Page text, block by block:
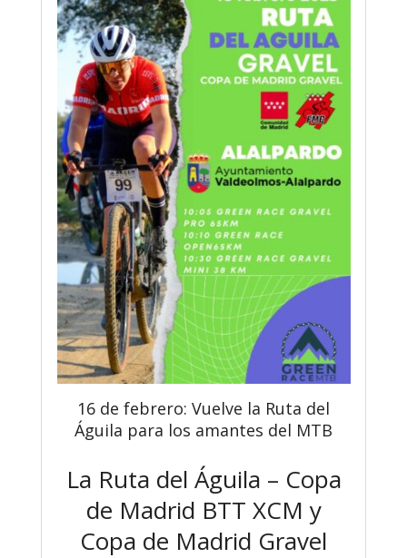
16 de febrero: Vuelve la Ruta del
Águila para los amantes del MTB
La Ruta del Águila – Copa
de Madrid BTT XCM y
Copa de Madrid Gravel